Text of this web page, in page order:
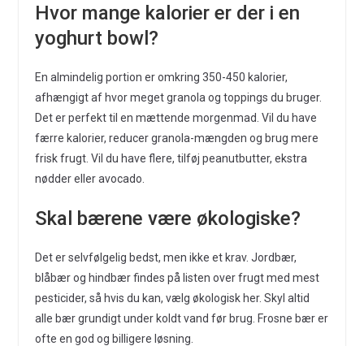
Hvor mange kalorier er der i en
yoghurt bowl?
En almindelig portion er omkring 350-450 kalorier,
afhængigt af hvor meget granola og toppings du bruger.
Det er perfekt til en mættende morgenmad. Vil du have
færre kalorier, reducer granola-mængden og brug mere
frisk frugt. Vil du have flere, tilføj peanutbutter, ekstra
nødder eller avocado.
Skal bærene være økologiske?
Det er selvfølgelig bedst, men ikke et krav. Jordbær,
blåbær og hindbær findes på listen over frugt med mest
pesticider, så hvis du kan, vælg økologisk her. Skyl altid
alle bær grundigt under koldt vand før brug. Frosne bær er
ofte en god og billigere løsning.